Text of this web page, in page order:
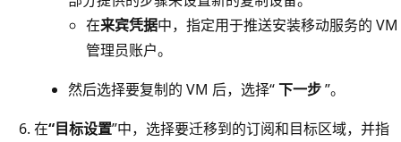
在来宾凭据中，指定用于推送安装移动服务的 VM
管理员账户。
然后选择要复制的 VM 后，选择“下一步”。
在“目标设置”中，选择要迁移到的订阅和目标区域，并指